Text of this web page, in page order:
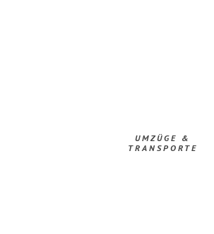
UMZÜGE &
TRANSPORTE